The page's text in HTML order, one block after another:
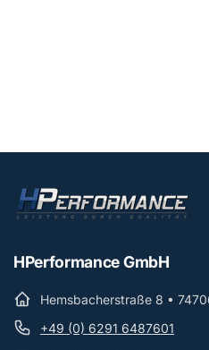
HPerformance GmbH
Hemsbacherstraße 8 •
+49 (0) 6291 6487601